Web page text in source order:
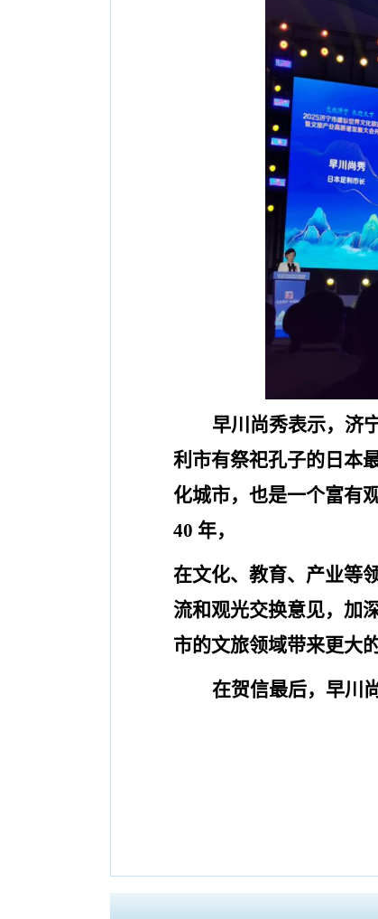
早川尚秀表示， 济
利市有祭祀孔子的日本
化城市， 也是一个富有
40 年，
在文化、教育、产业等
流和观光交换意见，加
市的文旅领域带来更大
在贺信最后， 早川